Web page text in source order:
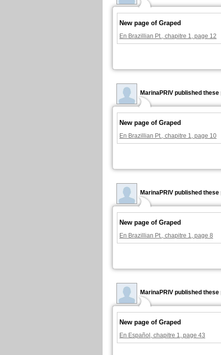
New page of Graped
En Brazillian Pt., chapitre 1, page 12
MarinaPRIV published these
New page of Graped
En Brazillian Pt., chapitre 1, page 10
MarinaPRIV published these
New page of Graped
En Brazillian Pt., chapitre 1, page 8
MarinaPRIV published these
New page of Graped
En Español, chapitre 1, page 43